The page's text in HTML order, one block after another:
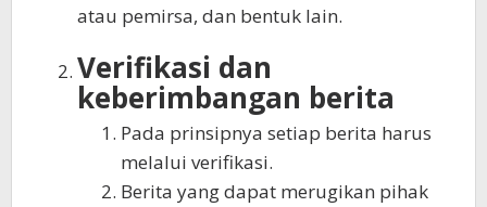
atau pemirsa, dan bentuk lain.
Verifikasi dan
keberimbangan berita
Pada prinsipnya setiap berita harus
melalui verifikasi.
Berita yang dapat merugikan pihak